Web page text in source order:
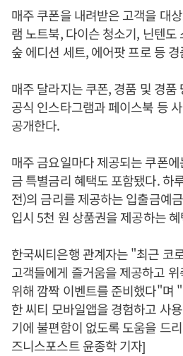
매주 쿠폰을 내려받은 고객을 대
램 노트북, 다이슨 청소기, 닌텐도
숲 에디션 세트, 에어팟 프로 등
매주 달라지는 쿠폰, 경품 및 경품
공식 인스타그램과 페이스북 등
공개한다.
매주 금요일마다 제공되는 쿠폰
금 특별금리 혜택도 포함됐다. 하
전)의 금리를 제공하는 입출금예
입시 5천 원 상품권을 제공하는
한국씨티은행 관계자는 "최근 코
고객들에게 즐거움을 제공하고
위해 깜짝 이벤트를 준비했다"며
한 씨티 모바일앱을 경험하고 사
기에 불편함이 없도록 도움을 드
즈니스포스트 윤종학 기자]